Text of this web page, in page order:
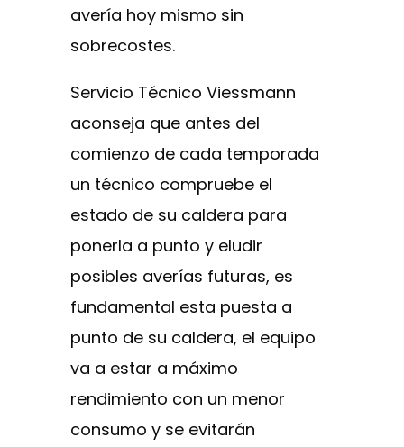
avería hoy mismo sin
sobrecostes.
Servicio Técnico Viessmann
aconseja que antes del
comienzo de cada temporada
un técnico compruebe el
estado de su caldera para
ponerla a punto y eludir
posibles averías futuras, es
fundamental esta puesta a
punto de su caldera, el equipo
va a estar a máximo
rendimiento con un menor
consumo y se evitarán